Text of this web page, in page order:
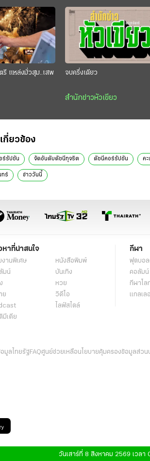
รี แหล่งมั่วสุม..เสพ
จบครึ่งเดียว
สำนักข่าวหัวเขียว
กี่ยวข้อง
ร์รัปชัน จัดอันดับดัชนีทุจริต ดัชนีคอร์รัปชัน คะ
ทร์ ข่าววันนี้
หาที่น่าสนใจ
งานพิเศษ
หนังสือพิมพ์
มน์
บันเทิง
หวย
ย
วิดีโอ
ไลฟ์สไตล์
มีเดีย
กีฬา
ฟุตบอล
คอลัมน์
กีฬาโล
แกลเล
มูลไทยรัฐFAQศูนย์ช่วยเหลือนโยบายคุ้มครองข้อมูลส่วน
วันเสาร์ที่ 8 สิงหาคม 2569 เวลา